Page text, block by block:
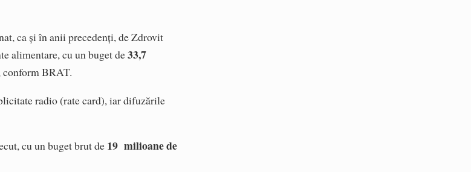
ca și în anii precedenți, de Zdrovit
alimentare, cu un buget de33,7
conform BRAT.
radio (rate card), iar difuzările
cu un buget brut de 19 milioane de